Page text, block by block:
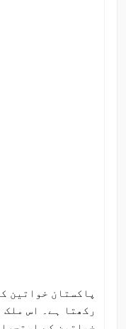
پاکستان خواتین
رکھتا ہے۔ اس ملک